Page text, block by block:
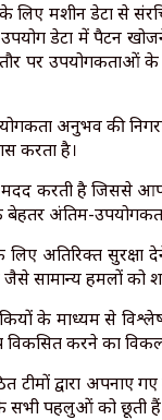
लिए मशीन डेटा से
उपयोग डेटा में पैटर्न
पर उपयोगकर्ताओं
अनुभव की
करता है।
करती है जिससे
अंतिम-
अतिरिक्त सुरक्षा
सामान्य हमलों को
के माध्यम से
करने का
टीमों द्वारा अपनाए
सभी पहलुओं को छूती